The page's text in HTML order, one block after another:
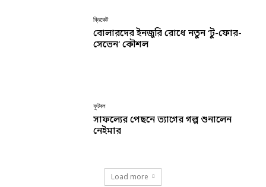
ক্রিকেট
বোলারদের ইনজুরি রোধে নতুন ‘টু-ফোর-
সেভেন’ কৌশল
ফুটবল
সাফল্যের পেছনে ত্যাগের গল্প শুনালেন
নেইমার
Load more